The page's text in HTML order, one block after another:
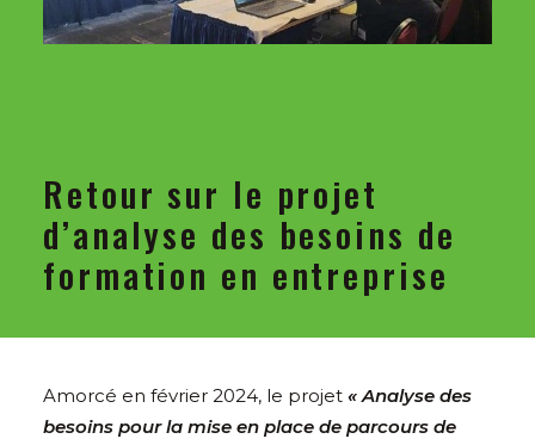
Retour sur le projet
d’analyse des besoins de
formation en entreprise
Amorcé en février 2024, le projet «Analyse des
besoins pour la mise en place de parcours de